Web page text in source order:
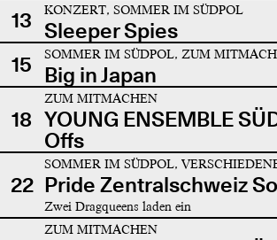
13
KONZERT, SOMMER IM SÜDPOL
Sleeper Spies
15
SOMMER IM SÜDPOL, ZUM
Big in Japan
18
ZUM MITMACHEN
YOUNG ENSEMBLE
Offs
22
SOMMER IM SÜDPOL,
Pride Zentralschweiz
Zwei Dragqueens laden ein
ZUM MITMACHEN